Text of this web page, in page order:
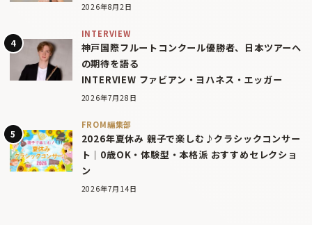
2026年8月2日
INTERVIEW
神戸国際フルートコンクール優勝者、日本ツアーへ
の期待を語る
INTERVIEW ファビアン・ヨハネス・エッガー
2026年7月28日
FROM編集部
2026年夏休み 親子で楽しむ♪クラシックコンサー
ト｜0歳OK・体験型・本格派 おすすめセレクショ
ン
2026年7月14日